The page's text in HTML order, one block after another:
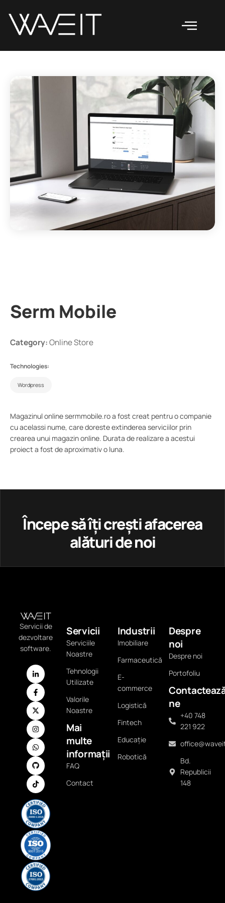
Serm Mobile
Category:Online Store
Technologies:
Wordpress
Magazinul online sermmobile.ro a fost creat pentru o companie
cu acelassi nume, care doreste extinderea serviciilor prin
crearea unui magazin online. Durata de realizare a acestui
proiect a fost de aproximativ o luna.
Începe să îți crești afacerea
alături de noi
Servicii de
dezvoltare
software.
Servicii
Serviciile
Noastre
Tehnologii
Utilizate
Valorile
Noastre
Mai
multe
informații
FAQ
Contact
Industrii
Imobiliare
Farmaceutică
E-
commerce
Logistică
Fintech
Educație
Robotică
Despre
noi
Despre noi
Portofoliu
ne
+40 748
221 922
Bd.
Republicii
148